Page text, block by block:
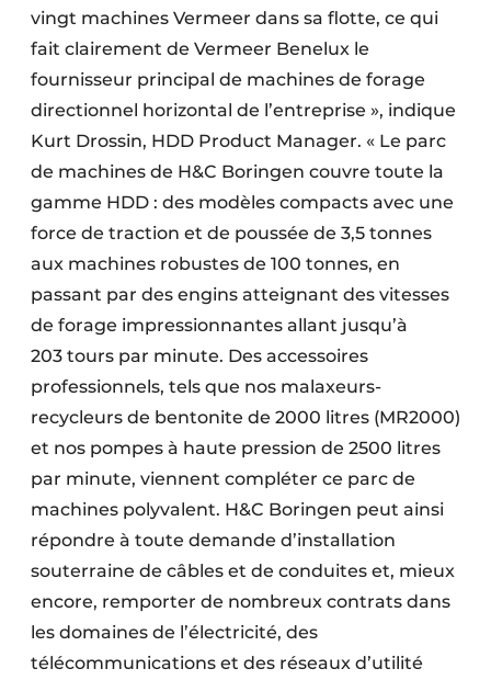
vingt machines Vermeer dans sa flotte, ce qui
fait clairement de Vermeer Benelux le
fournisseur principal de machines de forage
directionnel horizontal de l’entreprise », indique
Kurt Drossin, HDD Product Manager. « Le parc
de machines de H&C Boringen couvre toute la
gamme HDD : des modèles compacts avec une
force de traction et de poussée de 3,5 tonnes
aux machines robustes de 100 tonnes, en
passant par des engins atteignant des vitesses
de forage impressionnantes allant jusqu’à
203 tours par minute. Des accessoires
professionnels, tels que nos malaxeurs-
recycleurs de bentonite de 2000 litres (MR2000)
et nos pompes à haute pression de 2500 litres
par minute, viennent compléter ce parc de
machines polyvalent. H&C Boringen peut ainsi
répondre à toute demande d’installation
souterraine de câbles et de conduites et, mieux
encore, remporter de nombreux contrats dans
les domaines de l’électricité, des
télécommunications et des réseaux d’utilité